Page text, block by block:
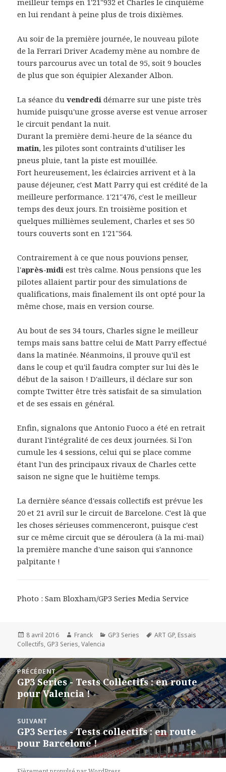
meilleur temps en 1'21''932 et Charles le cinquième
en lui rendant à peine plus de trois dixièmes.
Au soir de la première journée, le nouveau pilote
de la Ferrari Driver Academy mène au nombre de
tours parcourus avec un total de 95, soit 9 boucles
de plus que son équipier Alexander Albon.
La séance duvendredi démarre sur une piste très
humide puisqu'une grosse averse est venue arroser
le circuit pendant la nuit.
Durant la première demi-heure de la séance du
matin, les pilotes sont contraints d'utiliser les
pneus pluie, tant la piste est mouillée.
Fort heureusement, les éclaircies arrivent et à la
pause déjeuner, c'est Matt Parry qui est crédité de la
meilleure performance. 1'21''476, c'est le meilleur
temps des deux jours. En troisième position et
quelques millièmes seulement, Charles et ses 50
tours couverts sont en 1'21''564.
Contrairement à ce que nous pouvions penser,
l'après-midiest très calme. Nous pensions que les
pilotes allaient partir pour des simulations de
qualifications, mais finalement ils ont opté pour la
même chose, mais en version course.
Au bout de ses 34 tours, Charles signe le meilleur
temps mais sans battre celui de Matt Parry effectué
dans la matinée. Néanmoins, il prouve qu'il est
dans le coup et qu'il faudra compter sur lui dès le
début de la saison ! D'ailleurs, il déclare sur son
compte Twitter être très satisfait de sa simulation
et de ses essais en général.
Enfin, signalons que Antonio Fuoco a été en retrait
durant l'intégralité de ces deux journées. Si l'on
cumule les 4 sessions, celui qui se place comme
étant l'un des principaux rivaux de Charles cette
saison ne signe que le huitième temps.
La dernière séance d'essais collectifs est prévue les
20 et 21 avril sur le circuit de Barcelone. C'est là que
les choses sérieuses commenceront, puisque c'est
sur ce même circuit que se déroulera (à la mi-mai)
la première manche d'une saison qui s'annonce
palpitante !
Photo : Sam Bloxham/GP3 Series Media Service
Publié
le
8 avril 2016 Auteur
Franck Catégories
GP3 Series
Mots-
ART GP, Essais
Collectifs, GP3 Series,Valencia
Navigation
de
l’article
PRÉCÉDENT
Article
précédent :
GP3 Series - Tests Collectifs : en route
pour Valencia !
SUIVANT
Article
suivant :
GP3 Series - Tests collectifs : en route
pour Barcelone !